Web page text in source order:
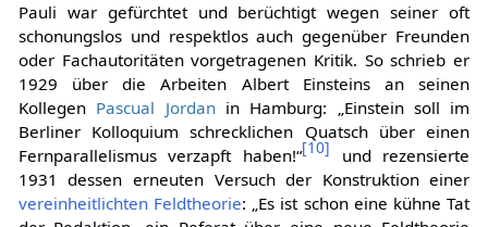
Pauli war gefürchtet und berüchtigt wegen seiner oft
schonungslos und respektlos auch gegenüber Freunden
oder Fachautoritäten vorgetragenen Kritik. So schrieb er
1929 über die Arbeiten Albert Einsteins an seinen
Kollegen Pascual Jordanin Hamburg: „Einstein soll im
Berliner Kolloquium schrecklichen Quatsch über einen
Fernparallelismus verzapft haben!“[10] und rezensierte
1931 dessen erneuten Versuch der Konstruktion einer
vereinheitlichten Feldtheorie: „Es ist schon eine kühne Tat